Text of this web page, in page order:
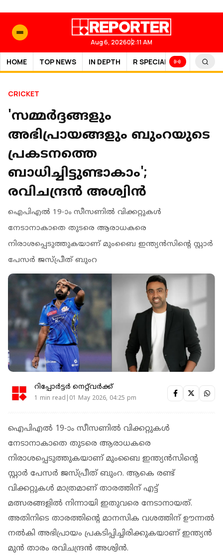
Aug 6, 202602:11 AM
HOME TOP NEWS IN DEPTH R SPECIAL SPORTS
CRICKET
'സമ്മർദ്ദങ്ങളും
അഭിപ്രായങ്ങളും ബുംറയുടെ
പ്രകടനത്തെ
ബാധിച്ചിട്ടുണ്ടാകാം';
രവിചന്ദ്രൻ അശ്വിൻ
ഐപിഎൽ 19-ാം സീസണിൽ വിക്കറ്റുകൾ
നേടാനാകാതെ തുടരെ ആരാധകരെ
നിരാശപ്പെടുത്തുകയാണ് മുംബൈ ഇന്ത്യൻസിന്റെ സ്റ്റാർ
പേസർ ജസ്പ്രീത് ബുംറ
റിപ്പോർട്ടർ നെറ്റ്‌വര്‍ക്ക്‌
1 min read|01 May 2026, 04:25 pm
ഐപിഎൽ 19-ാം സീസണിൽ വിക്കറ്റുകൾ
നേടാനാകാതെ തുടരെ ആരാധകരെ
നിരാശപ്പെടുത്തുകയാണ് മുംബൈ ഇന്ത്യൻസിന്റെ
സ്റ്റാർ പേസർ ജസ്പ്രീത് ബുംറ. ആകെ രണ്ട്
വിക്കറ്റുകൾ മാത്രമാണ് താരത്തിന് എട്ട്
മത്സരങ്ങളിൽ നിന്നായി ഇതുവരെ നേടാനായത്.
അതിനിടെ താരത്തിന്റെ മാനസിക വശത്തിന് ഊന്നൽ
നൽകി അഭിപ്രായം പ്രകടിപ്പിച്ചിരിക്കുകയാണ് ഇന്ത്യൻ
മുൻ താരം രവിചന്ദ്രൻ അശ്വിൻ.